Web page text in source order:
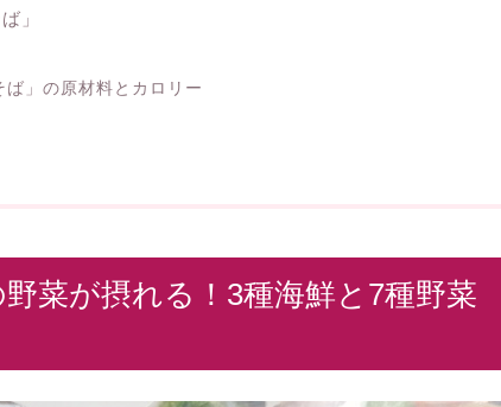
」
」の原材料とカロリー
菜が摂れる！3種海鮮と7種野菜